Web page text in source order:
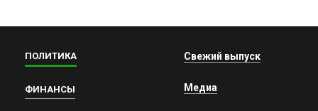
ПОЛИТИКА
ФИНАНСЫ
Свежий выпуск
Медиа